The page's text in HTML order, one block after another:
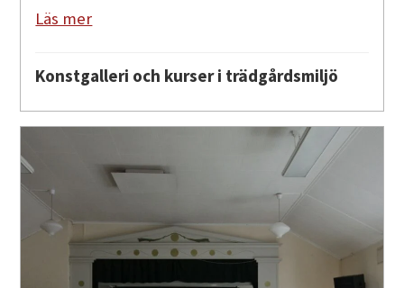
Läs mer
Konstgalleri och kurser i trädgårdsmiljö